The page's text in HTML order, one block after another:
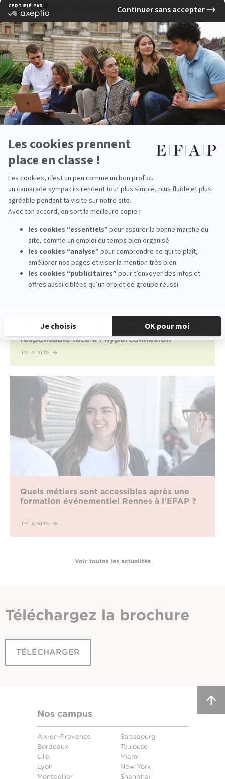
Voir d'autres actualités
Générations EFAP : la communication, une
histoire de famille de Lille à Toulouse
lire la suite
imaginent une communication plus
responsable face à l’hyperconnexion
lire la suite
Quels métiers sont accessibles après une
formation événementiel Rennes à l'EFAP ?
lire la suite
Voir toutes les actualités
Téléchargez la brochure
TÉLÉCHARGER
Nos campus
Aix-en-Provence
Bordeaux
Lille
Lyon
Montpellier
Strasbourg
Toulouse
Miami
New York
Shanghai